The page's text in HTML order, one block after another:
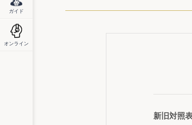
ガイド
オンライン
新旧対照